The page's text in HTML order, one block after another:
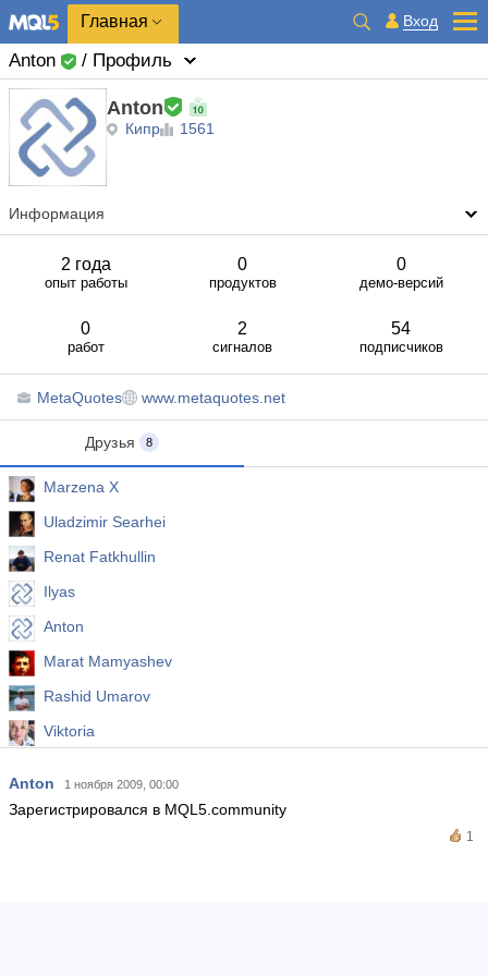
Главная Вход
Anton / Профиль
Anton
Кипр 1561
Информация
2 года
опыт работы
0
продуктов
0
демо-версий
0
работ
2
сигналов
54
подписчиков
MetaQuotes www.metaquotes.net
Друзья 8
Marzena X
Uladzimir Searhei
Renat Fatkhullin
Ilyas
Anton
Marat Mamyashev
Rashid Umarov
Viktoria
Anton 1 ноября 2009, 00:00
Зарегистрировался в MQL5.community
1